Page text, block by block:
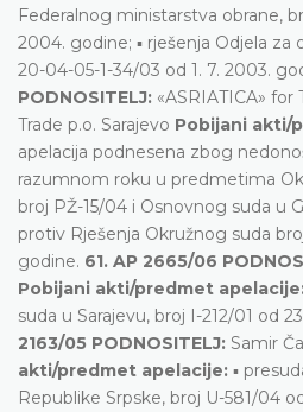
Federalnog ministarstva obrane,
2004. godine; ▪ rješenja Odjela za
20-04-05-1-34/03 od 1. 7. 2003.
PODNOSITELJ: «ASRIATICA»
Trade p.o. Sarajevo Pobijani akti/
apelacija podnesena zbog
razumnom roku u predmetima
broj PŽ-15/04 i Osnovnog suda u
protiv Rješenja Okružnog suda
godine. 61. AP 2665/06
Pobijani akti/predmet
suda u Sarajevu, broj I-212/01 od
2163/05 PODNOSITELJ: Samir
akti/predmet apelacije: ▪
Republike Srpske, broj U-581/04